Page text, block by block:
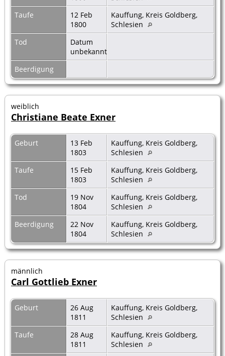
Taufe
12 Feb
1800
Kauffung, Kreis Goldberg,
Schlesien
Tod
Datum
unbekannt
Beerdigung
weiblich
Christiane Beate Exner
Geburt
13 Feb
1803
Kauffung, Kreis Goldberg,
Schlesien
Taufe
15 Feb
1803
Kauffung, Kreis Goldberg,
Schlesien
Tod
19 Nov
1804
Kauffung, Kreis Goldberg,
Schlesien
Beerdigung
22 Nov
1804
Kauffung, Kreis Goldberg,
Schlesien
männlich
Carl Gottlieb Exner
Geburt
26 Aug
1811
Kauffung, Kreis Goldberg,
Schlesien
Taufe
28 Aug
1811
Kauffung, Kreis Goldberg,
Schlesien